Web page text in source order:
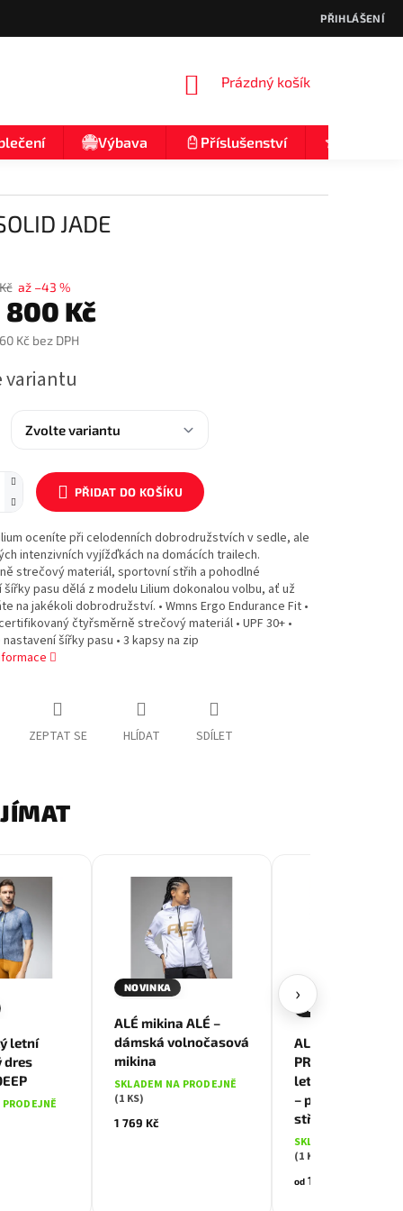
PŘIHLÁŠENÍ
NÁKUPNÍ
Prázdný košík
Výbava Příslušenství
JADE
až –43 %
800 Kč
Kčbez DPH
variantu
PŘIDAT DO KOŠÍKU
oceníte při celodenních dobrodružstvích v sedle, ale
intenzivních vyjížďkách na domácích trailech.
strečový materiál, sportovní střih a pohodlné
šířky pasu dělá z modelu Lilium dokonalou volbu, ať už
na jakékoli dobrodružství. • Wmns Ergo Endurance Fit •
čtyřsměrně strečový materiál • UPF 30+ •
šířky pasu • 3 kapsy na zip
ZEPTAT SE HLÍDAT SDÍLET
letní
dres
NOVINKA
ALÉ mikina ALÉ –
dámská volnočasová
mikina
SKLADEM NA PRODEJNĚ
(1 KS)
1 769 Kč
AKCE
NOVINKA
ALÉ COLOR
PRAGMA pánský
letní cyklistický
– prodyšný
střih
SKLADEM NA
(1 KS)
od 1 750 Kč
›